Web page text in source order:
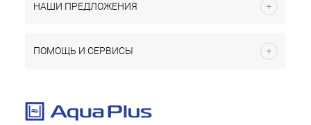
НАШИ ПРЕДЛОЖЕНИЯ
ПОМОЩЬ И СЕРВИСЫ